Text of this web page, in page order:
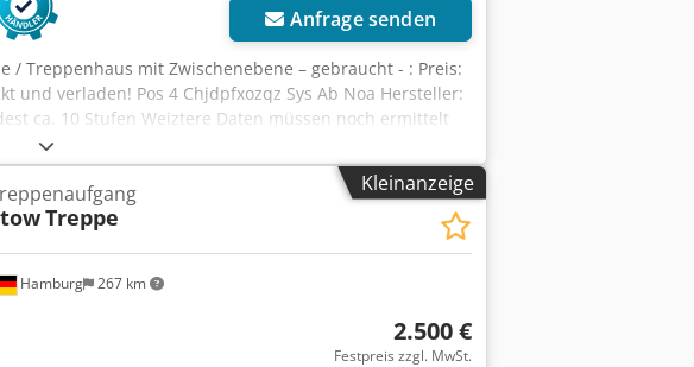
Anfrage senden
/ Treppenhaus mit Zwischenebene – gebraucht - : Preis:
und verladen! Pos 4 Chjdpfxozqz Sys Ab Noa Hersteller:
ca. 10 Stufen Weiztere Daten müssen noch ermittelt
Gitterroste verzinkt Wangen und Geländer lackiert,
Hamburg
Kleinanzeige
Hamburg 267 km
Treppe
2.500 €
Festpreis zzgl. MwSt.